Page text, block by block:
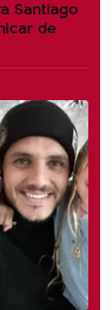
Santiago
de